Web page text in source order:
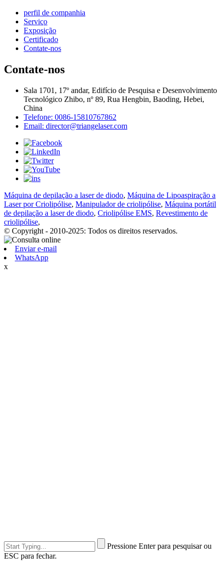
perfil de companhia
Serviço
Exposição
Certificado
Contate-nos
Contate-nos
Sala 1701, 17º andar, Edifício de Pesquisa e Desenvolvimento
Tecnológico Zhibo, nº 89, Rua Hengbin, Baoding, Hebei,
China
Telefone: 0086-15810767862
Email: director@triangelaser.com
Máquina de depilação a laser de diodo, Máquina de Lipoaspiração a
Laser por Criolipólise, Manipulador de criolipólise, Máquina portátil
de depilação a laser de diodo, Criolipólise EMS, Revestimento de
criolipólise,
© Copyright - 2010-2025: Todos os direitos reservados.
Enviar e-mail
WhatsApp
x
Pressione Enter para pesquisar ou
ESC para fechar.